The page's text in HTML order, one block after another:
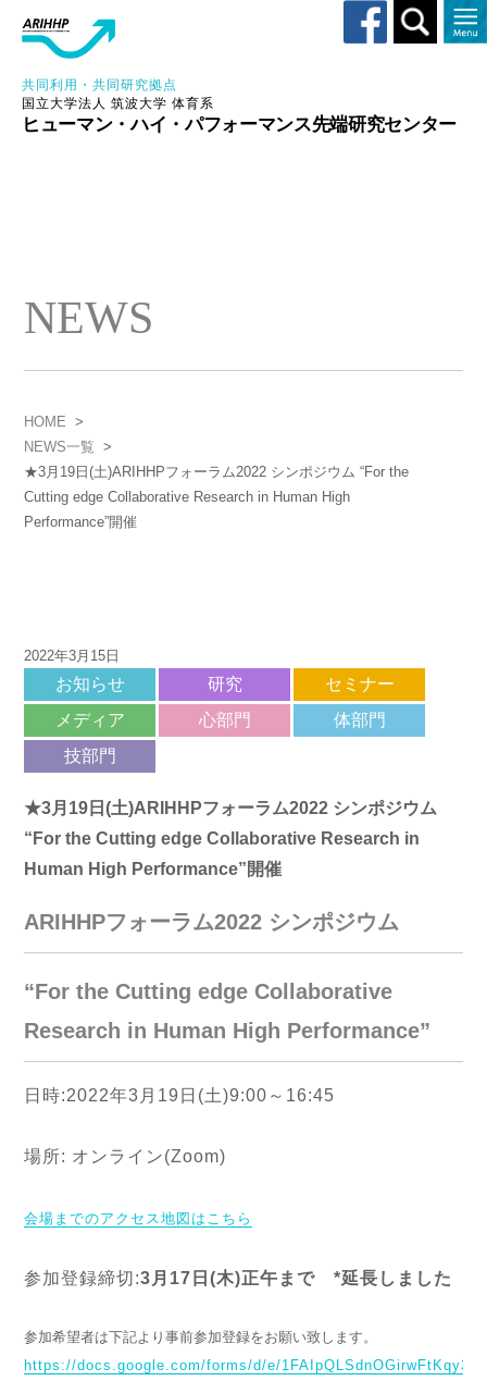
共同利用・共同研究拠点
国立大学法人 筑波大学 体育系
ヒューマン・ハイ・パフォーマンス先端研究センター
Toggle
search
NEWS
HOME
>
NEWS一覧
>
★3月19日(土)ARIHHPフォーラム2022 シンポジウム “For the
Cutting edge Collaborative Research in Human High
Performance”開催
2022年3月15日
お知らせ 研究
セミナー
メディア
心部門
体部門
技部門
★3月19日(土)ARIHHPフォーラム2022 シンポジウム
“For the Cutting edge Collaborative Research in
Human High Performance”開催
ARIHHPフォーラム2022 シンポジウム
“For the Cutting edge Collaborative
Research in Human High Performance”
日時:2022年3月19日(土)9:00～16:45
場所: オンライン(Zoom)
会場までのアクセス地図はこちら
参加登録締切:3月17日(木)正午まで *延長しました
参加希望者は下記より事前参加登録をお願い致します。
https://docs.google.com/forms/d/e/